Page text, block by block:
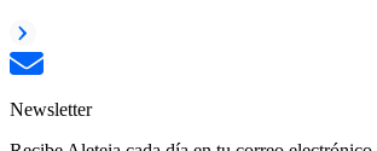
Newsletter